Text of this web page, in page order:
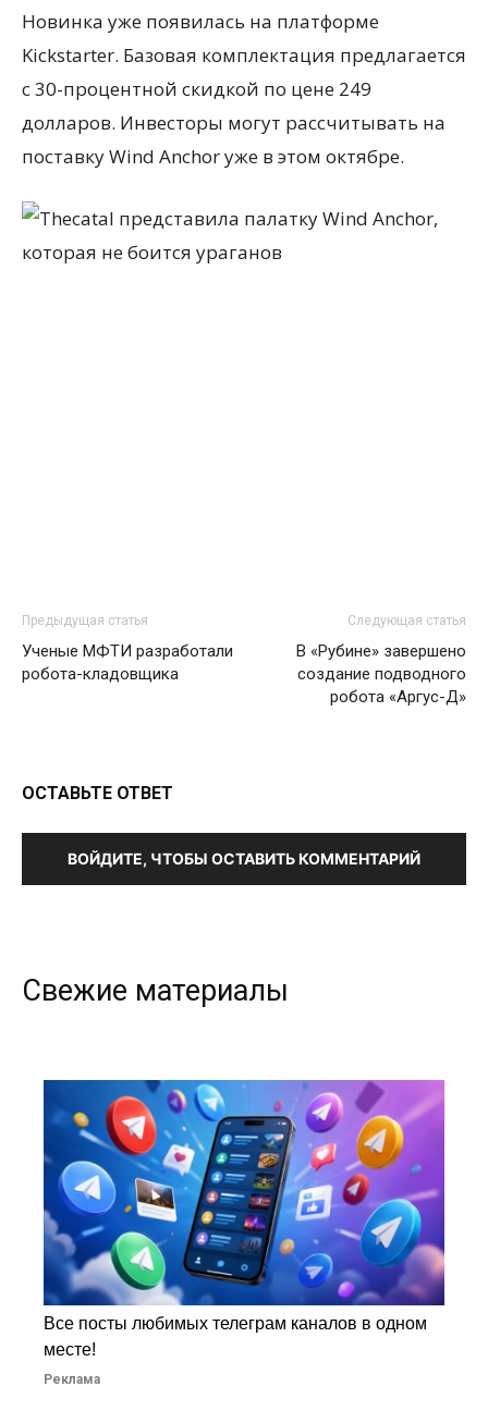
Новинка уже появилась на платформе
Kickstarter. Базовая комплектация предлагается
с 30-процентной скидкой по цене 249
долларов. Инвесторы могут рассчитывать на
поставку Wind Anchor уже в этом октябре.
Предыдущая статья
Ученые МФТИ разработали
робота-кладовщика
Следующая статья
В «Рубине» завершено
создание подводного
робота «Аргус-Д»
ОСТАВЬТЕ ОТВЕТ
ВОЙДИТЕ, ЧТОБЫ ОСТАВИТЬ КОММЕНТАРИЙ
Свежие материалы
Все посты любимых телеграм каналов в одном
месте!
Реклама